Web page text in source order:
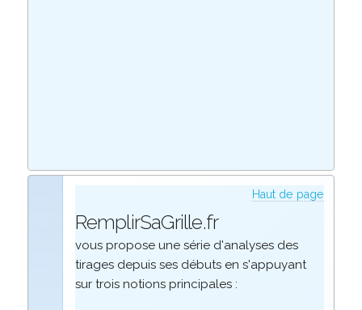
Haut de page
RemplirSaGrille.fr
vous propose une série d'analyses des
tirages depuis ses débuts en s'appuyant
sur trois notions principales :